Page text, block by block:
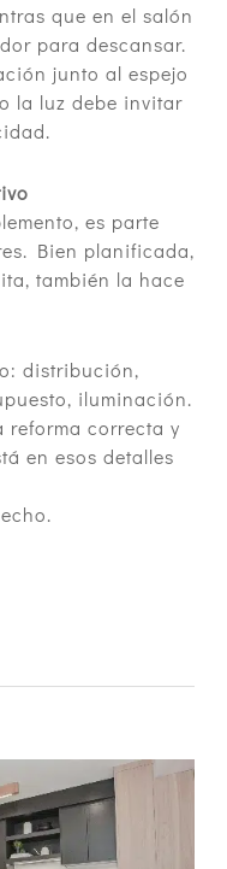
que en el salón
para descansar.
junto al espejo
la luz debe invitar
es parte
Bien planificada,
también la hace
distribución,
iluminación.
reforma correcta y
en esos detalles